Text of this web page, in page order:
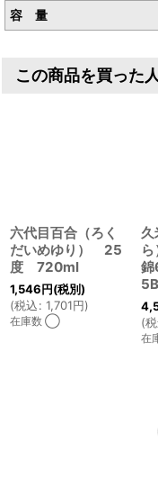
容 量
この商品を買った
六代目百合（ろく
だいめゆり） 25
度 720ml
1,546円(税別)
(税込: 1,701円)
在庫数 ◯
久
(
在